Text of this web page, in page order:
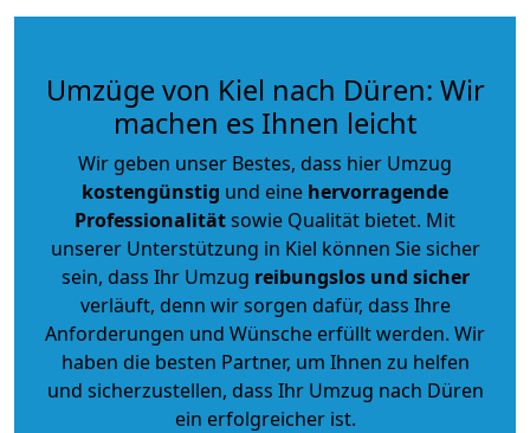
Umzüge von Kiel nach Düren: Wir
machen es Ihnen leicht
Wir geben unser Bestes, dass hier Umzug
kostengünstig und eine hervorragende
Professionalitätsowie Qualität bietet. Mit
unserer Unterstützung in Kiel können Sie sicher
sein, dass Ihr Umzug reibungslos und sicher
verläuft, denn wir sorgen dafür, dass Ihre
Anforderungen und Wünsche erfüllt werden. Wir
haben die besten Partner, um Ihnen zu helfen
und sicherzustellen, dass Ihr Umzug nach Düren
ein erfolgreicher ist.